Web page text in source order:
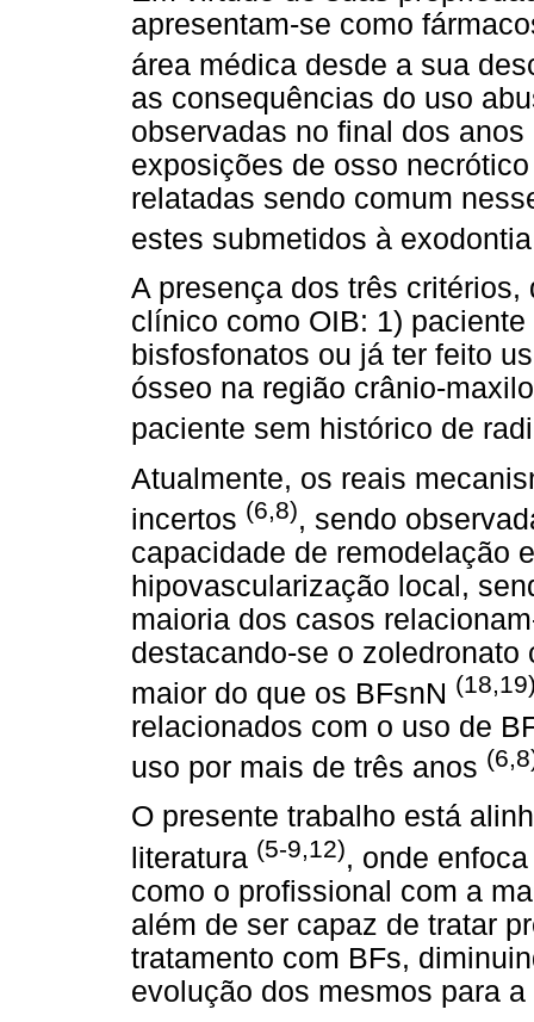
apresentam-se como
área médica desde a sua
as consequências do uso
observadas no final dos
exposições de osso
relatadas sendo comum
estes submetidos à
A presença dos três
clínico como OIB: 1)
bisfosfonatos ou já ter feito
ósseo na região crânio-
paciente sem histórico de
Atualmente, os reais
incertos (6,8), sendo
capacidade de remodelação
hipovascularização local,
maioria dos casos
destacando-se o
maior do que os BFsnN
relacionados com o uso de
uso por mais de três anos
O presente trabalho está
literatura (5-9,12), onde
como o profissional com a
além de ser capaz de tratar
tratamento com BFs,
evolução dos mesmos para